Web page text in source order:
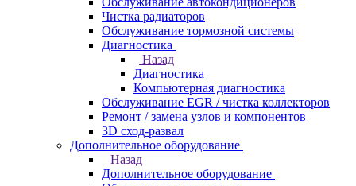
Чистка радиаторов
Обслуживание тормозной системы
Диагностика
Назад
Диагностика
Компьютерная диагностика
Обслуживание EGR / чистка коллекторов
Ремонт / замена узлов и компонентов
3D сход-развал
Дополнительное оборудование
Назад
Дополнительное оборудование